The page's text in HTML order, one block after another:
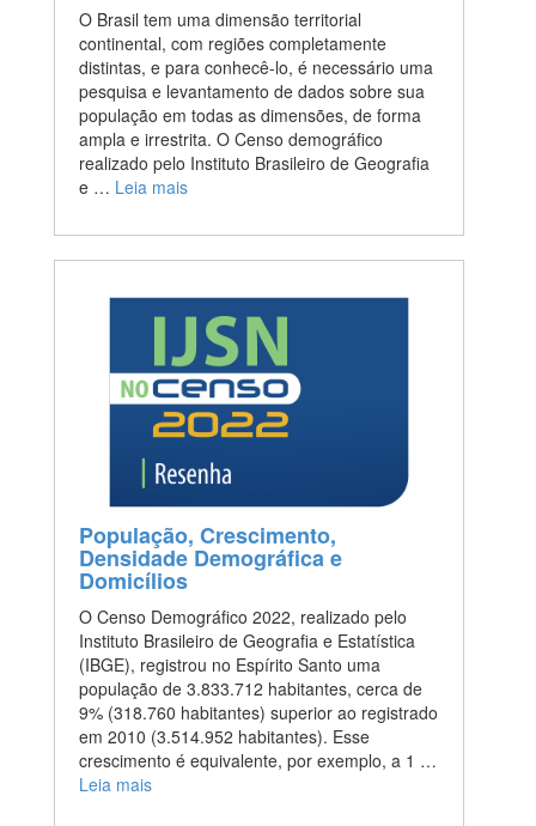
O Brasil tem uma dimensão territorial
continental, com regiões completamente
distintas, e para conhecê-lo, é necessário uma
pesquisa e levantamento de dados sobre sua
população em todas as dimensões, de forma
ampla e irrestrita. O Censo demográfico
realizado pelo Instituto Brasileiro de Geografia
e … Leia mais
População, Crescimento,
Densidade Demográfica e
Domicílios
O Censo Demográfico 2022, realizado pelo
Instituto Brasileiro de Geografia e Estatística
(IBGE), registrou no Espírito Santo uma
população de 3.833.712 habitantes, cerca de
9% (318.760 habitantes) superior ao registrado
em 2010 (3.514.952 habitantes). Esse
crescimento é equivalente, por exemplo, a 1 …
Leia mais